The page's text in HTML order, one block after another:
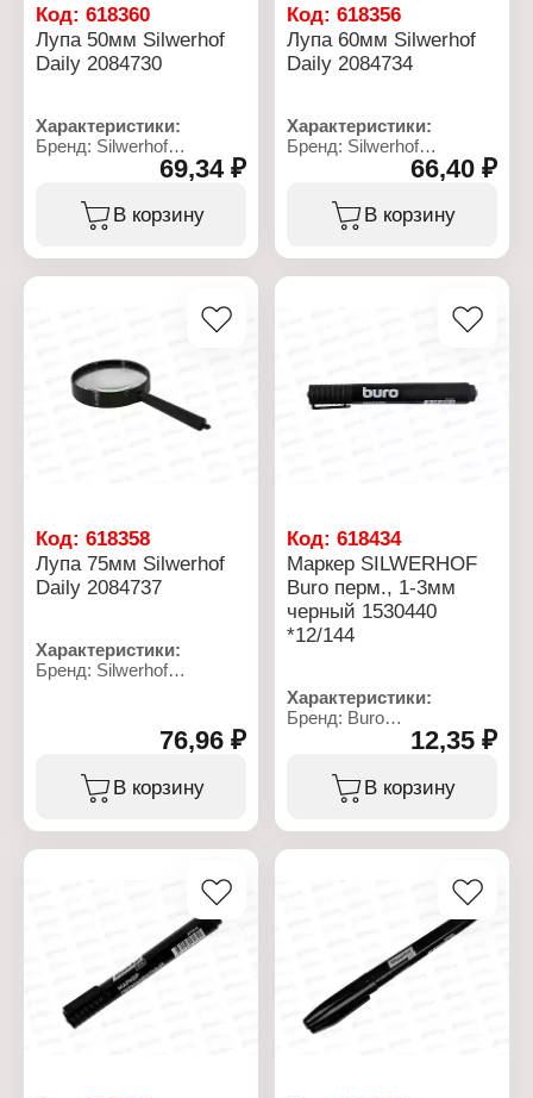
Код: 618360
Лупа 50мм Silwerhof
Daily 2084730
Характеристики:
Бренд: Silwerhof
Артикул: 2084730
Тип товара: Лупа
Конструкция: складная
Материал линзы: стекло
Упаковка: в коробке
69,34 ₽
В корзину
Код:618356
Лупа 60мм Silwerhof
Daily 2084734
Характеристики:
Бренд: Silwerhof
Артикул: 2084734
Тип товара: Лупа
Конструкция: с ручкой
Материал линзы: стекло
66,40 ₽
В корзину
Код: 618358
Лупа 75мм Silwerhof
Daily 2084737
Характеристики:
Бренд: Silwerhof
Тип товара: Лупа
Конструкция: с ручкой
Диаметр линзы: 75 мм
Материал корпуса:
Увеличение: х5
Материал линзы: стекло
76,96 ₽
В корзину
Код:618434
Маркер SILWERHOF
Buro перм., 1-3мм
черный 1530440
*12/144
Характеристики:
Бренд: Buro
Артикул: 1530440
Тип товара: Маркер
Вариация: перманентный
Форма наконечника:
Толщина линии: 1-3 мм
Форма корпуса: круглый
12,35 ₽
В корзину